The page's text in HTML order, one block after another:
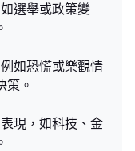
選舉或政策變
如恐慌或樂觀情
策。
現，如科技、金